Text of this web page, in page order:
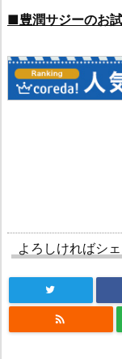
■豊潤サジーのお試
よろしければシ
